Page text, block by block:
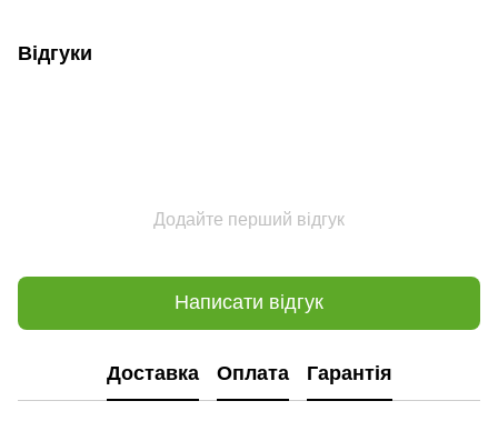
Відгуки
Додайте перший відгук
Написати відгук
Доставка Оплата Гарантія